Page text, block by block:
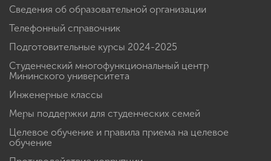
Сведения об образовательной организации
Телефонный справочник
Подготовительные курсы 2024-2025
Студенческий многофункциональный центр
Мининского университета
Инженерные классы
Меры поддержки для студенческих семей
Целевое обучение и правила приема на целевое
обучение